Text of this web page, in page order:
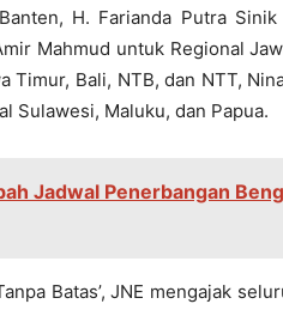
H. Farianda Putra
Mahmud untuk Regional
Timur, Bali, NTB, dan NTT,
Sulawesi, Maluku, dan Papua.
Jadwal Penerbangan
Batas’, JNE mengajak